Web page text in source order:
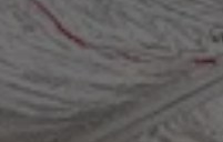
Vorige
Telefoonnummer